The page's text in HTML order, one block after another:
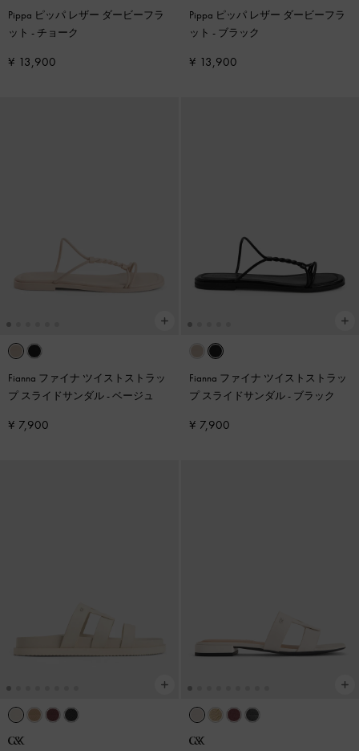
Pippa ピッパ レザー ダービーフラ
ット - チョーク
¥ 13,900
Pippa ピッパ レザー ダービーフラ
ット - ブラック
¥ 13,900
Fianna ファイナ ツイストストラッ
プ スライドサンダル-ベージュ
¥ 7,900
Fianna ファイナ ツイストストラッ
プ スライドサンダル- ブラック
¥ 7,900